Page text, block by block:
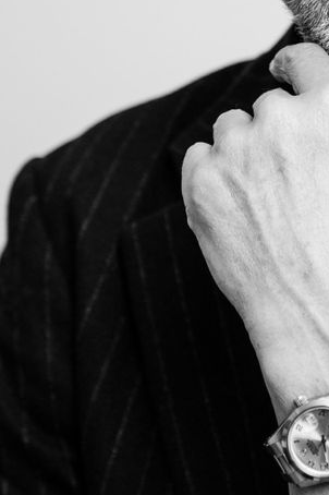
Andreas Von Tempelhoff
Hauteur
Poitrine102 cm Taille
Cheveux Poivre & Sel
Télécharger le pdf